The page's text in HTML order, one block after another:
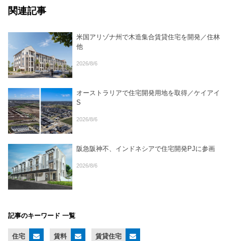
関連記事
米国アリゾナ州で木造集合賃貸住宅を開発／住林
他
2026/8/6
オーストラリアで住宅開発用地を取得／ケイアイ
S
2026/8/6
阪急阪神不、インドネシアで住宅開発PJに参画
2026/8/6
記事のキーワード 一覧
住宅 賃料 賃貸住宅